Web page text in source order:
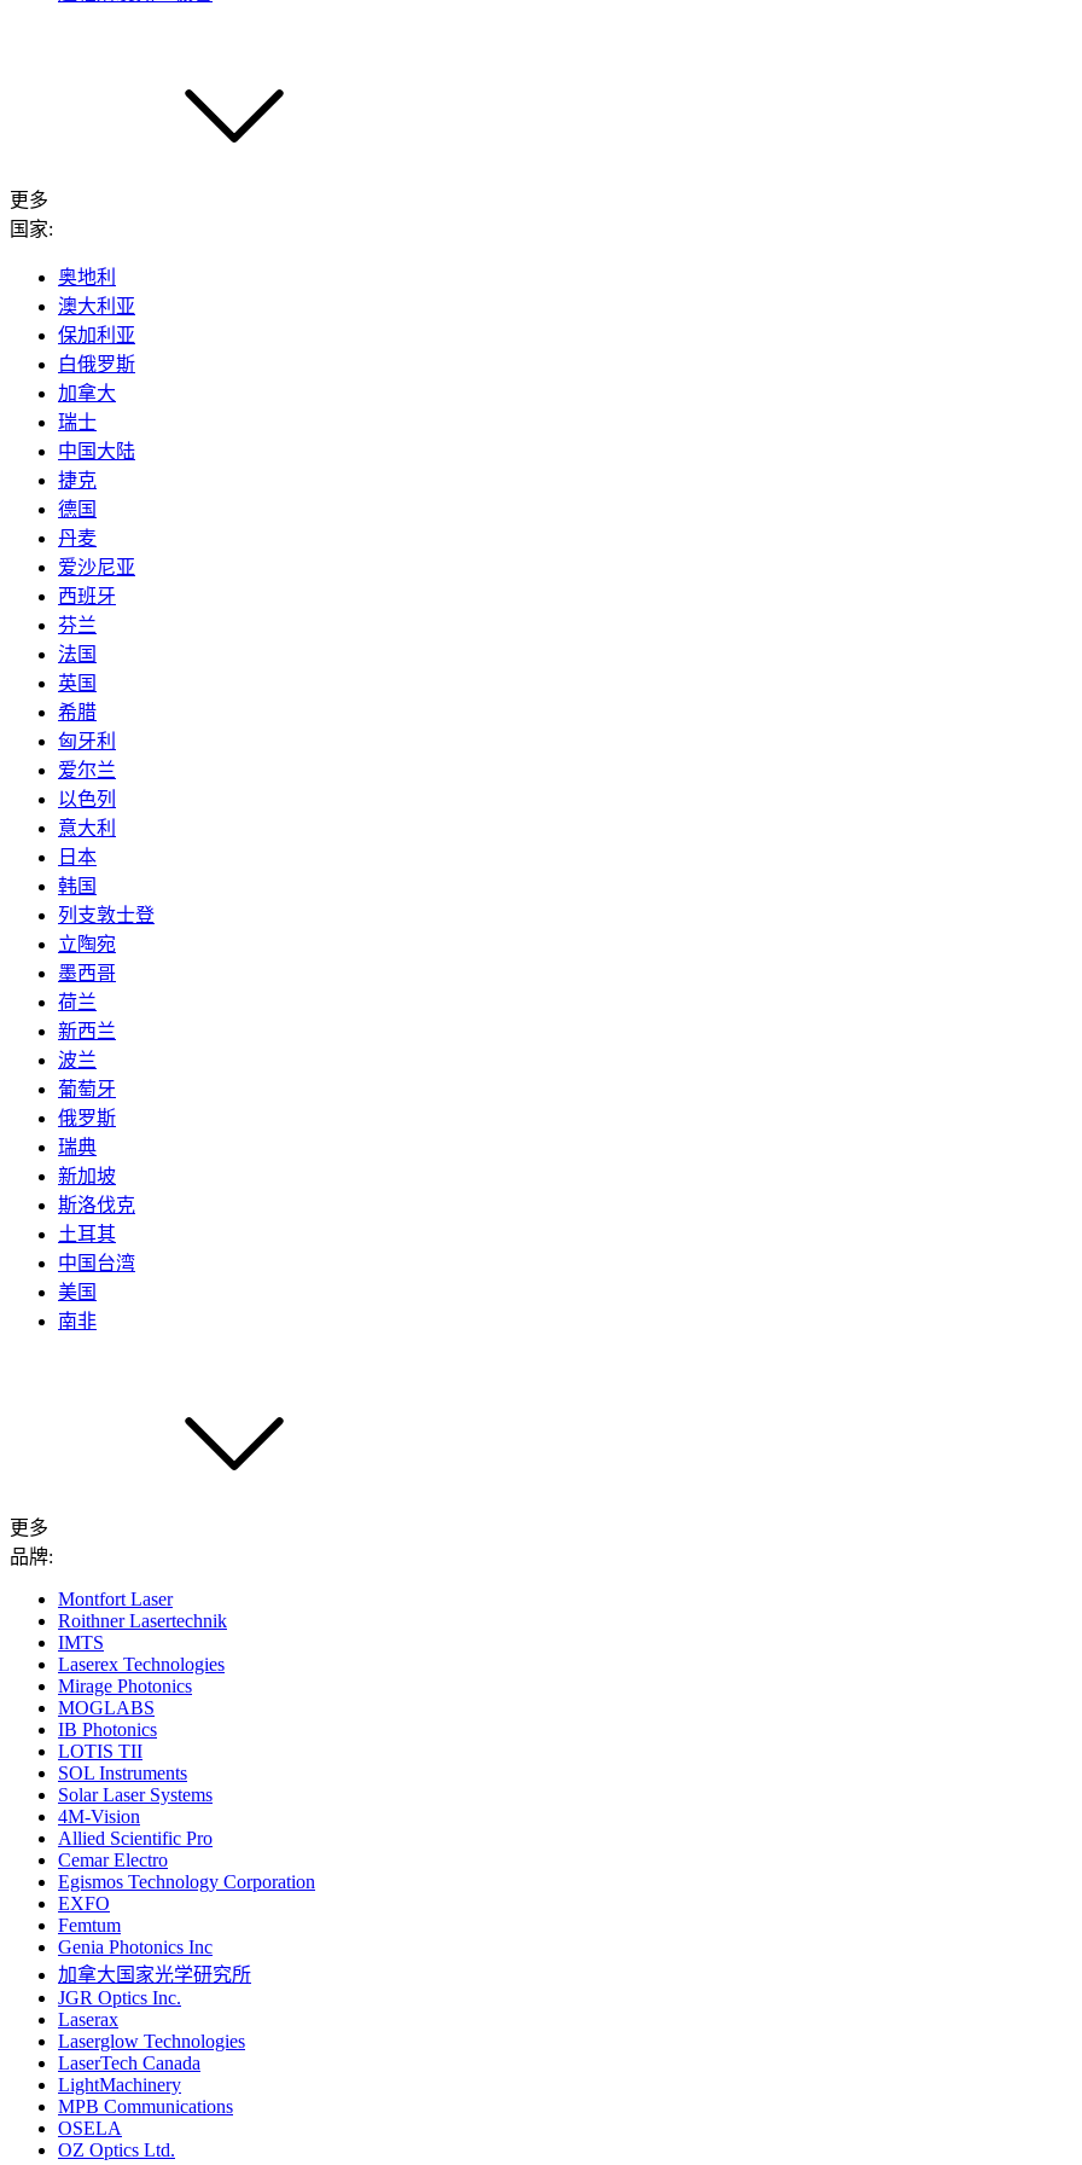
更多
国家:
奥地利
澳大利亚
保加利亚
白俄罗斯
加拿大
瑞士
中国大陆
捷克
德国
丹麦
爱沙尼亚
西班牙
芬兰
法国
英国
希腊
匈牙利
爱尔兰
以色列
意大利
日本
韩国
列支敦士登
立陶宛
墨西哥
荷兰
新西兰
波兰
葡萄牙
俄罗斯
瑞典
新加坡
斯洛伐克
土耳其
中国台湾
美国
南非
更多
品牌:
Montfort Laser
Roithner Lasertechnik
IMTS
Laserex Technologies
Mirage Photonics
MOGLABS
IB Photonics
LOTIS TII
SOL Instruments
Solar Laser Systems
4M-Vision
Allied Scientific Pro
Cemar Electro
Egismos Technology Corporation
EXFO
Femtum
Genia Photonics Inc
加拿大国家光学研究所
JGR Optics Inc.
Laserax
Laserglow Technologies
LaserTech Canada
LightMachinery
MPB Communications
OSELA
OZ Optics Ltd.